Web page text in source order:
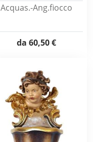
Acquas.-Ang.fiocco
da 60,50 €